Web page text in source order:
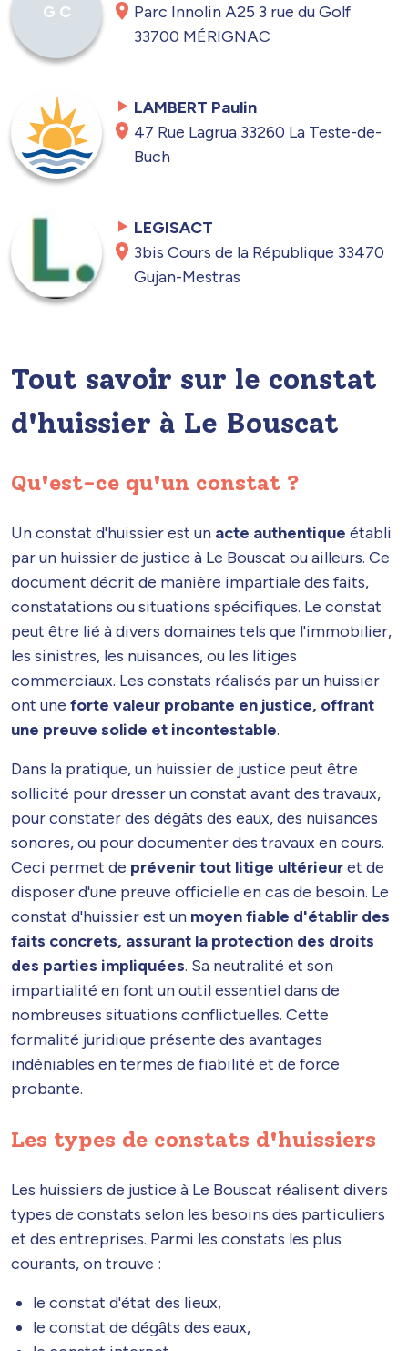
G C
Parc Innolin A25 3 rue du Golf
33700 MÉRIGNAC
LAMBERT Paulin
47 Rue Lagrua 33260 La Teste-de-
Buch
LEGISACT
3bis Cours de la République 33470
Gujan-Mestras
Tout savoir sur le constat
d'huissier à Le Bouscat
Qu'est-ce qu'un constat ?
Un constat d'huissier est un acte authentique établi
par un huissier de justice à Le Bouscat ou ailleurs. Ce
document décrit de manière impartiale des faits,
constatations ou situations spécifiques. Le constat
peut être lié à divers domaines tels que l'immobilier,
les sinistres, les nuisances, ou les litiges
commerciaux. Les constats réalisés par un huissier
ont une forte valeur probante en justice, offrant
une preuve solide et incontestable.
Dans la pratique, un huissier de justice peut être
sollicité pour dresser un constat avant des travaux,
pour constater des dégâts des eaux, des nuisances
sonores, ou pour documenter des travaux en cours.
Ceci permet de prévenir tout litige ultérieuret de
disposer d'une preuve officielle en cas de besoin. Le
constat d'huissier est un moyen fiable d'établir des
faits concrets, assurant la protection des droits
des parties impliquées. Sa neutralité et son
impartialité en font un outil essentiel dans de
nombreuses situations conflictuelles. Cette
formalité juridique présente des avantages
indéniables en termes de fiabilité et de force
probante.
Les types de constats d'huissiers
Les huissiers de justice à Le Bouscat réalisent divers
types de constats selon les besoins des particuliers
et des entreprises. Parmi les constats les plus
courants, on trouve :
le constat d'état des lieux,
le constat de dégâts des eaux,